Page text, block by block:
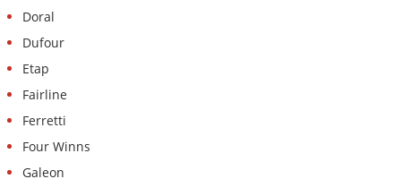
Doral
Dufour
Etap
Fairline
Ferretti
Four Winns
Galeon